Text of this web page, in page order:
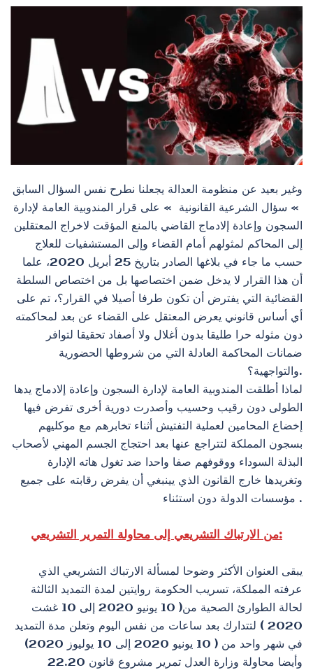
وغير بعيد عن منظومة العدالة يجعلنا نطرح نفس السؤال السابق
» سؤال الشرعية القانونية » على قرار المندوبية العامة لإدارة
السجون وإعادة إلادماج القاضي بالمنع المؤقت لاخراج المعتقلين
إلى المحاكم لمثولهم أمام القضاء وإلى المستشفيات للعلاج
حسب ما جاء في بلاغها الصادر بتاريخ 25 أبريل 2020، علما
أن هذا القرار لا يدخل ضمن اختصاصها بل من اختصاص السلطة
القضائية التي يفترض أن تكون طرفا أصيلا في القرار؟، تم على
أي أساس قانوني يعرض المعتقل على القضاء عن بعد لمحاكمته
دون مثوله حرا طليقا بدون أغلال ولا أصفاد تحقيقا لتوافر
ضمانات المحاكمة العادلة التي من شروطها الحضورية
والتواجهية؟.
لماذا أطلقت المندوبية العامة لإدارة السجون وإعادة إلادماج يدها
الطولى دون رقيب وحسيب وأصدرت دورية أخرى تفرض فيها
إخضاع المحامين لعملية التفتيش أثناء تخابرهم مع موكليهم
بسجون المملكة لتتراجع عنها بعد احتجاج الجسم المهني لأصحاب
البذلة السوداء ووقوفهم صفا واحدا ضد تغول هاته الإدارة
وتغريدها خارج القانون الذي يينبغي أن يفرض رقابته على جميع
مؤسسات الدولة دون استثناء .
من الارتباك التشريعي إلى محاولة التمرير التشريعي:
يبقى العنوان الأكثر وضوحا لمسألة الارتباك التشريعي الذي
عرفته المملكة، تسريب الحكومة روايتين لمدة التمديد الثالثة
لحالة الطوارئ الصحية من( 10 يونيو 2020 إلى 10 غشت
2020 ) لتتدارك بعد ساعات من نفس اليوم وتعلن مدة التمديد
في شهر واحد من ( 10 يونيو 2020 إلى 10 يوليوز 2020)
وأيضا محاولة وزارة العدل تمرير مشروع قانون 22.20